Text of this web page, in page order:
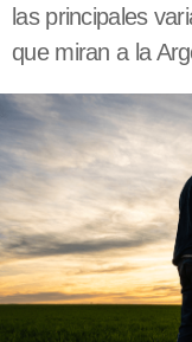
las principales
que miran a la